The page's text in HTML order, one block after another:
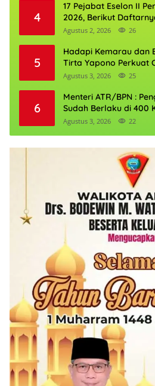
4
17 Pejabat Eselon II
2026, Berikut
Agustus 2, 2026 26
5
Hadapi Kemarau dan
Tirta Yapono Perkuat
Agustus 3, 2026 25
6
Menteri ATR/BPN :
Sudah Berlaku di 400
Agustus 3, 2026 22